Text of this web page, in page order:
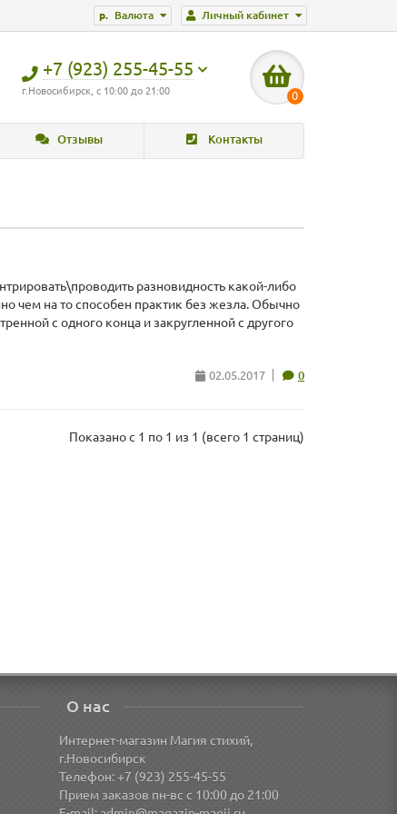
Личный кабинет
р. Валюта
+7 (923) 255-45-55
г.Новосибирск, с 10:00 до 21:00 0
Отзывы Контакты
разновидность какой-либо
чем на то способен практик без жезла. Обычно
с одного конца и закругленной с другого
02.05.2017 0
Показано с 1 по 1 из 1 (всего 1 страниц)
О нас
Интернет-магазин Магия стихий,
г.Новосибирск
Телефон: +7 (923) 255-45-55
Прием заказов пн-вс с 10:00 до 21:00